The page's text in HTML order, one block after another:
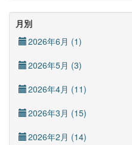
月別
2026年6月 (1)
2026年5月 (3)
2026年4月 (11)
2026年3月 (15)
2026年2月 (14)